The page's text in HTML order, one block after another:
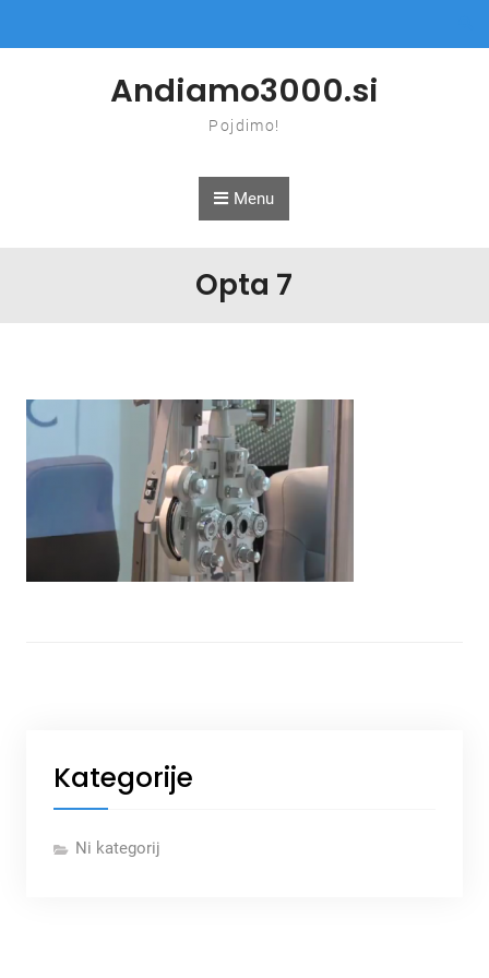
Andiamo3000.si
Pojdimo!
Menu
Opta 7
Kategorije
Ni kategorij